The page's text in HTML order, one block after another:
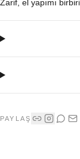
Zarif, el yapımı
PAYLAŞ